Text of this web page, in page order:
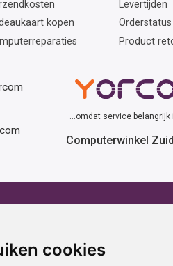
cookies
kopen
Levertijden
Orderstatus
Product
...omdat service
Computerwinkel
huren
huren